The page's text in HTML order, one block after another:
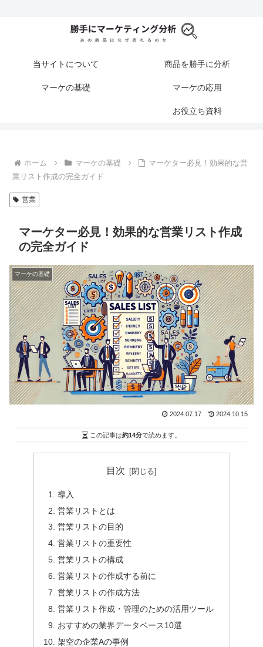
当サイトについて 商品を勝手に分析
マーケの基礎 マーケの応用
お役立ち資料
ホーム マーケの基礎
マーケター必見！効果的な営
業リスト作成の完全ガイド
営業
マーケター必見！効果的な営業リスト作成
の完全ガイド
マーケの基礎
2024.07.17 2024.10.15
この記事は約14分で読めます。
目次
導入
営業リストとは
営業リストの目的
営業リストの重要性
営業リストの構成
営業リストの作成する前に
営業リストの作成方法
営業リスト作成・管理のための活用ツール
おすすめの業界データベース10選
架空の企業Aの事例